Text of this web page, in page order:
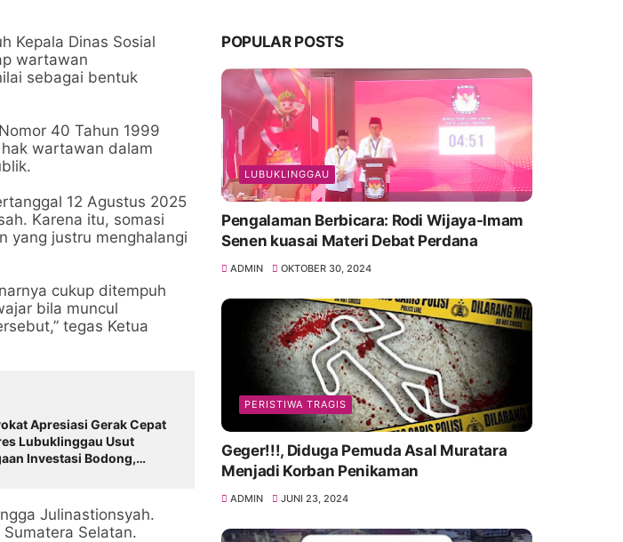
Kepala Dinas Sosial
wartawan
sebagai bentuk
40 Tahun 1999
wartawan dalam
12 Agustus 2025
Karena itu, somasi
yang justru menghalangi
cukup ditempuh
bila muncul
tegas Ketua
Apresiasi Gerak Cepat
Lubuklinggau Usut
Investasi Bodong,
Julinastionsyah.
Selatan.
POPULAR POSTS
LUBUKLINGGAU
Pengalaman Berbicara: Rodi Wijaya-Imam
Senen kuasai Materi Debat Perdana
ADMIN OKTOBER 30, 2024
PERISTIWA TRAGIS
Geger!!!, Diduga Pemuda Asal Muratara
Menjadi Korban Penikaman
ADMIN JUNI 23, 2024